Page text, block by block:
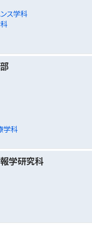
ス学科
学科
学研究科